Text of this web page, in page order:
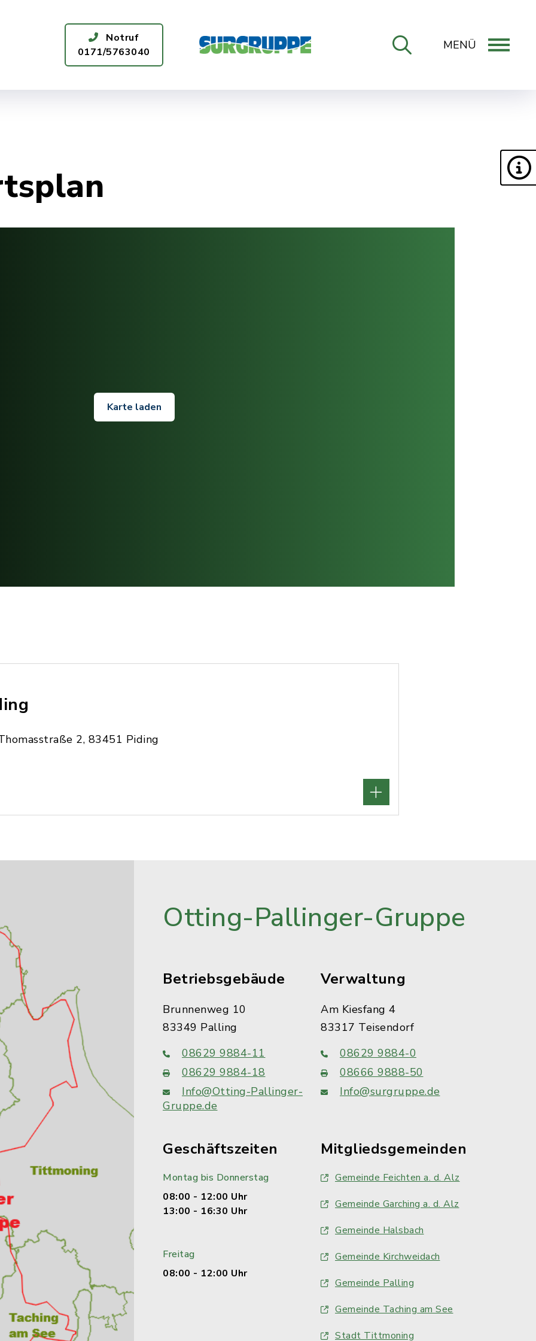
Notruf
0171/5763040
MENÜ
Karte laden
2, 83451 Piding
Otting-Pallinger-Gruppe
Betriebsgebäude
Brunnenweg 10
83349 Palling
08629 9884-11
08629 9884-18
Info@Otting-Pallinger-
Gruppe.de
Verwaltung
Am Kiesfang 4
83317 Teisendorf
08629 9884-0
08666 9888-50
Info@surgruppe.de
Geschäftszeiten
Montag bis Donnerstag
08:00 - 12:00 Uhr
13:00 - 16:30 Uhr
Freitag
08:00 - 12:00 Uhr
Mitgliedsgemeinden
Gemeinde Feichten a. d. Alz
Gemeinde Garching a. d. Alz
Gemeinde Halsbach
Gemeinde Kirchweidach
Gemeinde Palling
Gemeinde Taching am See
Stadt Tittmoning